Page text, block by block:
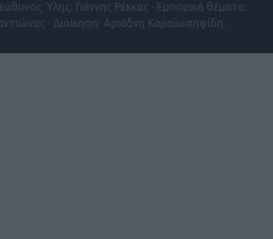
Ύλης: Γιάννης Ρέκκας · Εμπορικά θέματα:
· Διοίκηση: Αριάδνη Καραϊωσηφίδη.